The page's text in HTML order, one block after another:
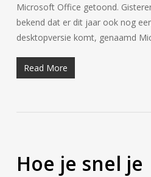
Microsoft Office getoond.
bekend dat er dit jaar ook nog
desktopversie komt, genaamd
Read More
Hoe je snel je